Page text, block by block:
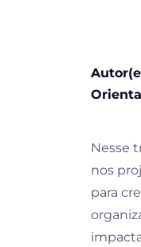
Nesse
nos
para